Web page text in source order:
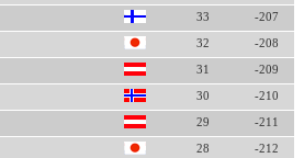
33 -207
32 -208
31 -209
30 -210
29 -211
28 -212